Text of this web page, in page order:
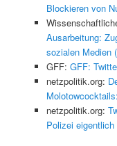
Blockieren von
Ausarbeitung:
sozialen Medien
GFF: GFF:
netzpolitik.org:
netzpolitik.org:
Polizei eigentlich